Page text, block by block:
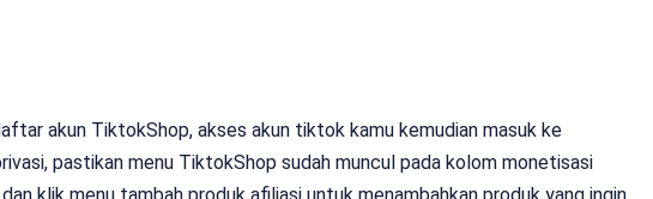
akun TiktokShop, akses akun tiktok kamu kemudian masuk ke
pastikan menu TiktokShop sudah muncul pada kolom monetisasi